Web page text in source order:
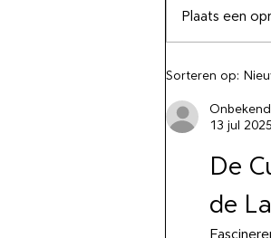
Plaats een
Sorteren op:
13 jul 2025
De
de